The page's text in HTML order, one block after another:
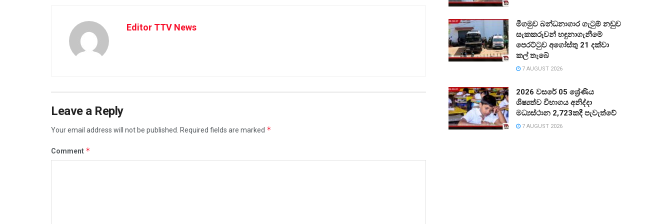
Editor TTV News
Leave a Reply
Your email address will not be published. Required fields are marked *
Comment *
මීගමුව බන්ධනාගාර ගැටුම් නඩුව
සැකකරුවන් හඳුනාගැනීමේ
පෙරට්ටුව අගෝස්තු 21 දක්වා
කල් තැබේ
7 AUGUST 2026
2026 වසරේ 05 ශ්‍රේණිය
ශිෂ්‍යත්ව විභාගය අනිද්දා
මධ්‍යස්ථාන 2,723කදී පැවැත්වේ
7 AUGUST 2026